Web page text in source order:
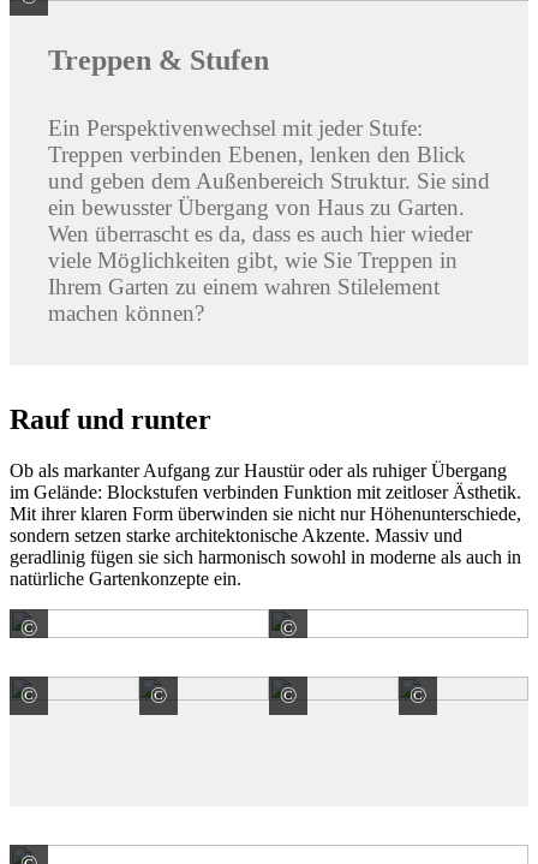
Treppen & Stufen
Ein Perspektivenwechsel mit jeder Stufe:
Treppen verbinden Ebenen, lenken den Blick
und geben dem Außenbereich Struktur. Sie sind
ein bewusster Übergang von Haus zu Garten.
Wen überrascht es da, dass es auch hier wieder
viele Möglichkeiten gibt, wie Sie Treppen in
Ihrem Garten zu einem wahren Stilelement
machen können?
Rauf und runter
Ob als markanter Aufgang zur Haustür oder als ruhiger Übergang
im Gelände: Blockstufen verbinden Funktion mit zeitloser Ästhetik.
Mit ihrer klaren Form überwinden sie nicht nur Höhenunterschiede,
sondern setzen starke architektonische Akzente. Massiv und
geradlinig fügen sie sich harmonisch sowohl in moderne als auch in
natürliche Gartenkonzepte ein.
© Kronimus AG Betonsteinwerke
©
© Kronimus AG Betonsteinwerke
© Kronimus AG Betonsteinwerke
© Kronimus AG
©